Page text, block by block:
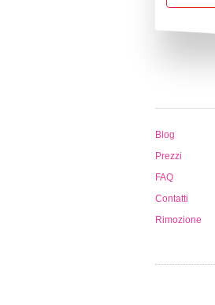
Blog
Prezzi
FAQ
Contatti
Rimozione